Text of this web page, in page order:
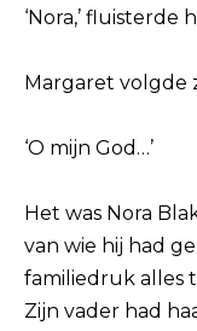
‘Nora,’ fluisterde
Margaret volgde
‘O mijn God…’
Het was Nora
van wie hij had
familiedruk alles
Zijn vader had